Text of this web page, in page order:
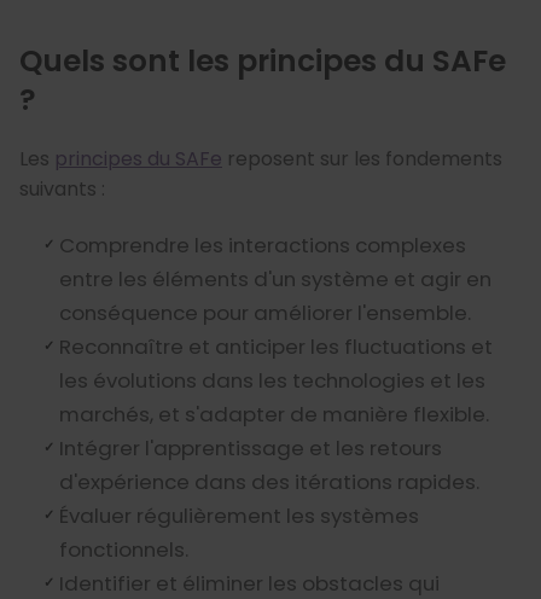
Quels sont les principes du SAFe
?
Les principes du SAFe reposent sur les fondements
suivants :
Comprendre les interactions complexes
entre les éléments d'un système et agir en
conséquence pour améliorer l'ensemble.
Reconnaître et anticiper les fluctuations et
les évolutions dans les technologies et les
marchés, et s'adapter de manière flexible.
Intégrer l'apprentissage et les retours
d'expérience dans des itérations rapides.
Évaluer régulièrement les systèmes
fonctionnels.
Identifier et éliminer les obstacles qui